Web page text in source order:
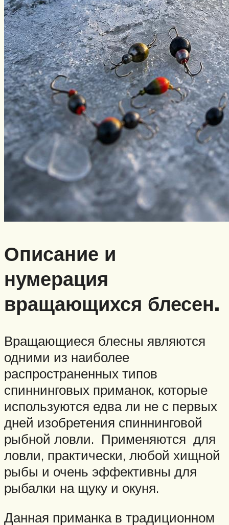
Описание и
нумерация
вращающихся блесен.
Вращающиеся блесны являются
одними из наиболее
распространенных типов
спиннинговых приманок, которые
используются едва ли не с первых
дней изобретения спиннинговой
рыбной ловли. Применяются для
ловли, практически, любой хищной
рыбы и очень эффективны для
рыбалки на щуку и окуня.
Данная приманка в традиционном